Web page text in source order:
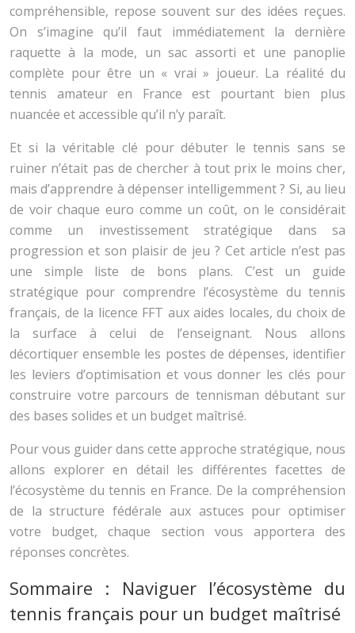
compréhensible, repose souvent sur des idées reçues.
On s’imagine qu’il faut immédiatement la dernière
raquette à la mode, un sac assorti et une panoplie
complète pour être un « vrai » joueur. La réalité du
tennis amateur en France est pourtant bien plus
nuancée et accessible qu’il n’y paraît.
Et si la véritable clé pour débuter le tennis sans se
ruiner n’était pas de chercher à tout prix le moins cher,
mais d’apprendre à dépenser intelligemment ? Si, au lieu
de voir chaque euro comme un coût, on le considérait
comme un investissement stratégique dans sa
progression et son plaisir de jeu ? Cet article n’est pas
une simple liste de bons plans. C’est un guide
stratégique pour comprendre l’écosystème du tennis
français, de la licence FFT aux aides locales, du choix de
la surface à celui de l’enseignant. Nous allons
décortiquer ensemble les postes de dépenses, identifier
les leviers d’optimisation et vous donner les clés pour
construire votre parcours de tennisman débutant sur
des bases solides et un budget maîtrisé.
Pour vous guider dans cette approche stratégique, nous
allons explorer en détail les différentes facettes de
l’écosystème du tennis en France. De la compréhension
de la structure fédérale aux astuces pour optimiser
votre budget, chaque section vous apportera des
réponses concrètes.
Sommaire : Naviguer l’écosystème du
tennis français pour un budget maîtrisé